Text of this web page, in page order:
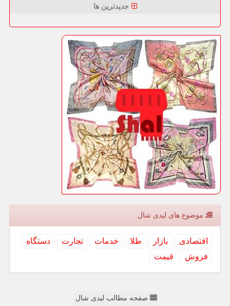
جدیدترین ها
موضوع های لیدی شال
اقتصادی بازار طلا خدمات تجارت
دستگاه
فروش
قیمت
صفحه مطالب لیدی شال